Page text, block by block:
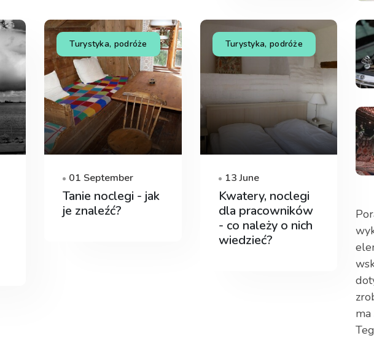
Turystyka, podróże
01 September
Tanie noclegi - jak
je znaleźć?
Turystyka, podróże
13 June
Kwatery, noclegi
dla pracowników
- co należy o nich
wiedzieć?